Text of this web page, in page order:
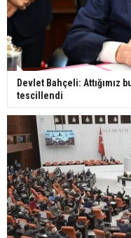
Devlet Bahçeli: Attığımız
tescillendi